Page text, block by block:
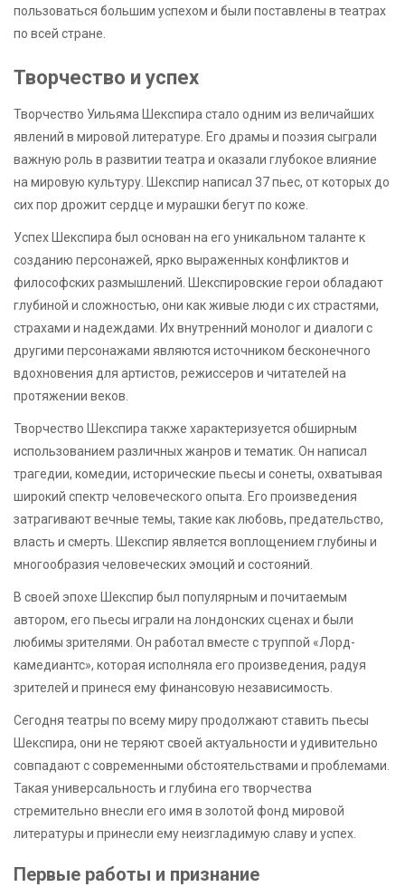
пользоваться большим успехом и были поставлены в театрах
по всей стране.
Творчество и успех
Творчество Уильяма Шекспира стало одним из величайших
явлений в мировой литературе. Его драмы и поэзия сыграли
важную роль в развитии театра и оказали глубокое влияние
на мировую культуру. Шекспир написал 37 пьес, от которых до
сих пор дрожит сердце и мурашки бегут по коже.
Успех Шекспира был основан на его уникальном таланте к
созданию персонажей, ярко выраженных конфликтов и
философских размышлений. Шекспировские герои обладают
глубиной и сложностью, они как живые люди с их страстями,
страхами и надеждами. Их внутренний монолог и диалоги с
другими персонажами являются источником бесконечного
вдохновения для артистов, режиссеров и читателей на
протяжении веков.
Творчество Шекспира также характеризуется обширным
использованием различных жанров и тематик. Он написал
трагедии, комедии, исторические пьесы и сонеты, охватывая
широкий спектр человеческого опыта. Его произведения
затрагивают вечные темы, такие как любовь, предательство,
власть и смерть. Шекспир является воплощением глубины и
многообразия человеческих эмоций и состояний.
В своей эпохе Шекспир был популярным и почитаемым
автором, его пьесы играли на лондонских сценах и были
любимы зрителями. Он работал вместе с труппой «Лорд-
камедиантс», которая исполняла его произведения, радуя
зрителей и принеся ему финансовую независимость.
Сегодня театры по всему миру продолжают ставить пьесы
Шекспира, они не теряют своей актуальности и удивительно
совпадают с современными обстоятельствами и проблемами.
Такая универсальность и глубина его творчества
стремительно внесли его имя в золотой фонд мировой
литературы и принесли ему неизгладимую славу и успех.
Первые работы и признание